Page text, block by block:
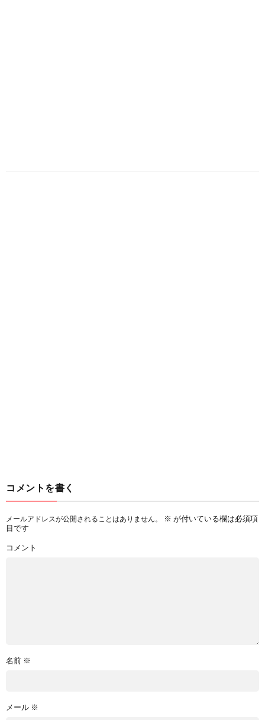
コメントを書く
メールアドレスが公開されることはありません。 ※ が付いている欄は必須項
目です
コメント
名前 ※
メール ※